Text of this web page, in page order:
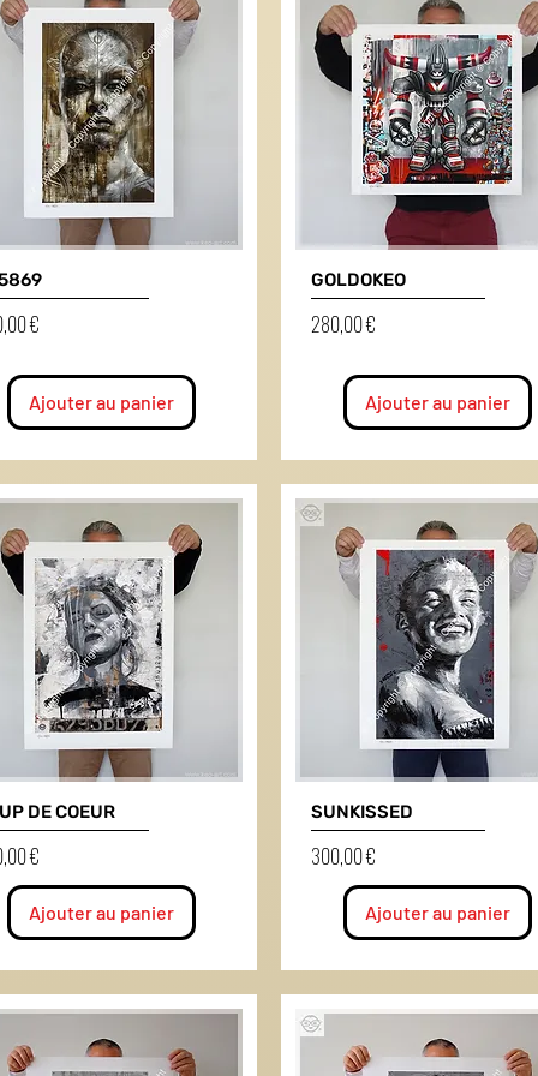
€
Ajouter au panier
GOLDOKEO
Prix
280,00 €
Ajouter au panier
DE COEUR
€
Ajouter au panier
SUNKISSED
Prix
300,00 €
Ajouter au panier